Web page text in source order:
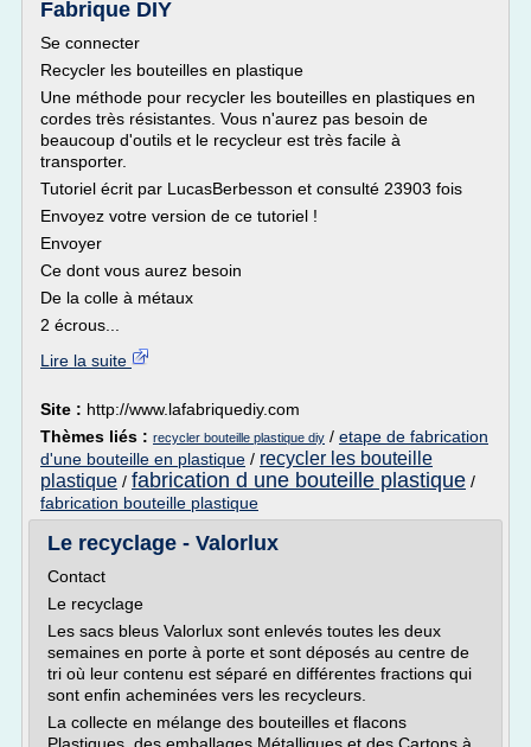
Fabrique DIY
Se connecter
Recycler les bouteilles en plastique
Une méthode pour recycler les bouteilles en plastiques en
cordes très résistantes. Vous n'aurez pas besoin de
beaucoup d'outils et le recycleur est très facile à
transporter.
Tutoriel écrit par LucasBerbesson et consulté 23903 fois
Envoyez votre version de ce tutoriel !
Envoyer
Ce dont vous aurez besoin
De la colle à métaux
2 écrous...
Lire la suite
Site : http://www.lafabriquediy.com
Thèmes liés : recycler bouteille plastique diy / etape de fabrication
d'une bouteille en plastique / recycler les bouteille
plastique / fabrication d une bouteille plastique /
fabrication bouteille plastique
Le recyclage - Valorlux
Contact
Le recyclage
Les sacs bleus Valorlux sont enlevés toutes les deux
semaines en porte à porte et sont déposés au centre de
tri où leur contenu est séparé en différentes fractions qui
sont enfin acheminées vers les recycleurs.
La collecte en mélange des bouteilles et flacons